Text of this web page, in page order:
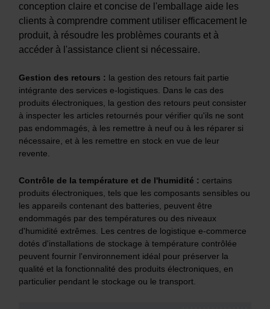
conception claire et concise de l'emballage aide les
clients à comprendre comment utiliser efficacement le
produit, à résoudre les problèmes courants et à
accéder à l'assistance client si nécessaire.
Gestion des retours : la gestion des retours fait partie
intégrante des services e-logistiques. Dans le cas des
produits électroniques, la gestion des retours peut consister
à inspecter les articles retournés pour vérifier qu'ils ne sont
pas endommagés, à les remettre à neuf ou à les réparer si
nécessaire, et à les remettre en stock en vue de leur
revente.
Contrôle de la température et de l'humidité : certains
produits électroniques, tels que les composants sensibles ou
les appareils contenant des batteries, peuvent être
endommagés par des températures ou des niveaux
d'humidité extrêmes. Les centres de logistique e-commerce
dotés d'installations de stockage à température contrôlée
peuvent fournir l'environnement idéal pour préserver la
qualité et la fonctionnalité des produits électroniques, en
particulier pendant le stockage ou le transport.